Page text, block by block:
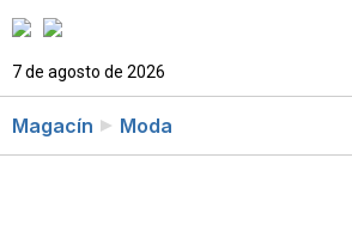
7 de agosto de 2026
Magacín Moda